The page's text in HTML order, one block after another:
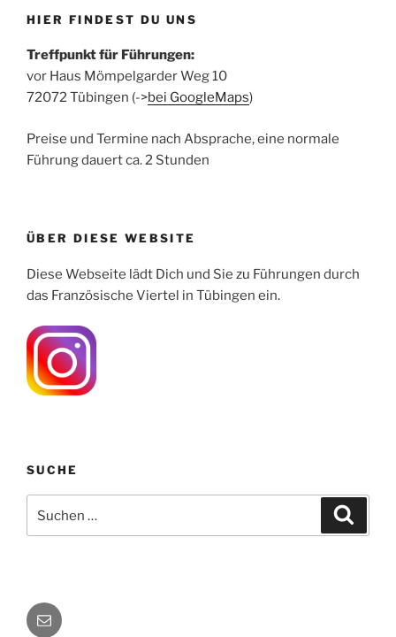
HIER FINDEST DU UNS
Treffpunkt für Führungen:
vor Haus Mömpelgarder Weg 10
72072 Tübingen (->bei GoogleMaps)
Preise und Termine nach Absprache, eine normale
Führung dauert ca. 2 Stunden
ÜBER DIESE WEBSITE
Diese Webseite lädt Dich und Sie zu Führungen durch
das Französische Viertel in Tübingen ein.
SUCHE
nach:
E-